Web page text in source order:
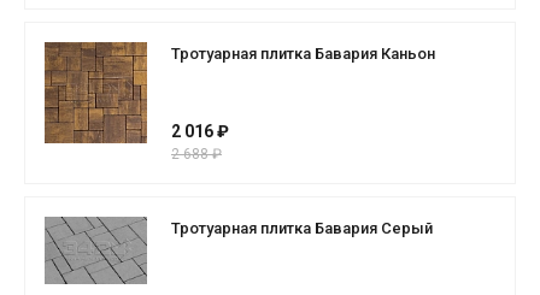
Тротуарная плитка Бавария Каньон
2 016 ₽
2 688 ₽
Тротуарная плитка Бавария Серый